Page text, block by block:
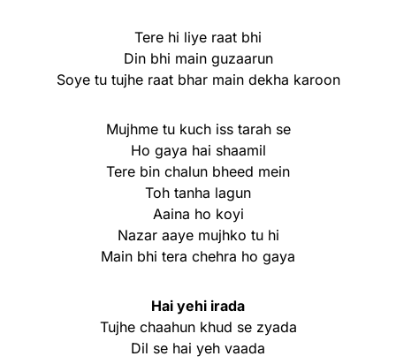
Tere hi liye raat bhi
Din bhi main guzaarun
Soye tu tujhe raat bhar main dekha karoon
Mujhme tu kuch iss tarah se
Ho gaya hai shaamil
Tere bin chalun bheed mein
Toh tanha lagun
Aaina ho koyi
Nazar aaye mujhko tu hi
Main bhi tera chehra ho gaya
Hai yehi irada
Tujhe chaahun khud se zyada
Dil se hai yeh vaada